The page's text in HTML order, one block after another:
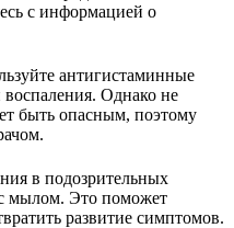
с информацией о
антигистаминные
воспаления. Однако не
быть опасным, поэтому
в подозрительных
мылом. Это поможет
развитие симптомов.